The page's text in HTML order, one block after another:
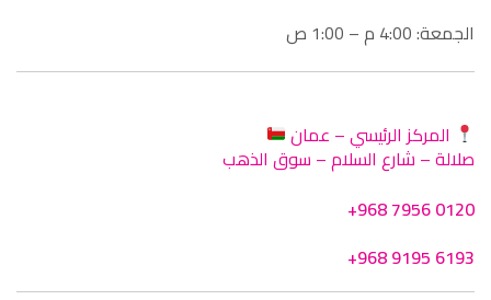
الجمعة: 4:00 م – 1:00 ص
المركز الرئيسي – عمان
صلالة – شارع السلام – سوق الذهب
+968 7956 0120
+968 9195 6193